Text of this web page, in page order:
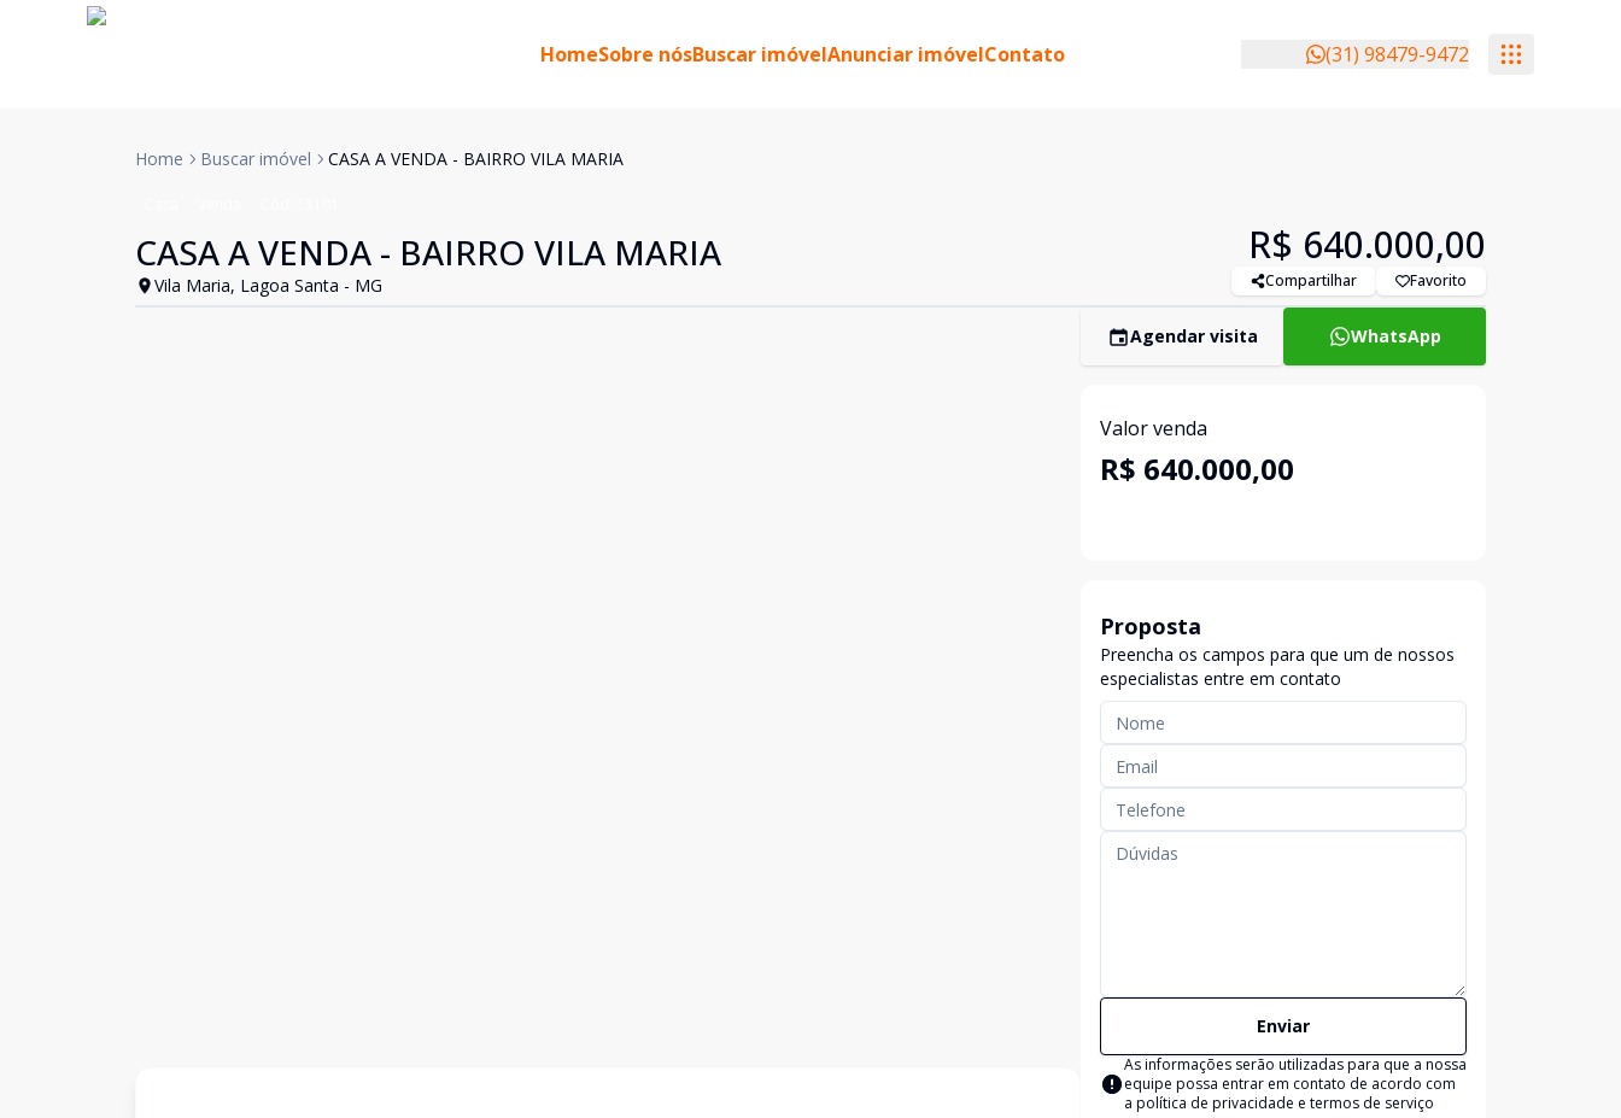
HomeSobre nósBuscar imóvelAnunciar imóvelContato (31) 98479-9472
Home Buscar imóvel CASA A VENDA - BAIRRO VILA MARIA
CASA A VENDA - BAIRRO VILA MARIA
Vila Maria, Lagoa Santa - MG
R$ 640.000,00
Compartilhar Favorito
Agendar visita WhatsApp
Valor venda
R$ 640.000,00
Proposta
Preencha os campos para que um de nossos
especialistas entre em contato
Enviar
As informações serão utilizadas para que a nossa
equipe possa entrar em contato de acordo com
a política de privacidade e termos de serviço